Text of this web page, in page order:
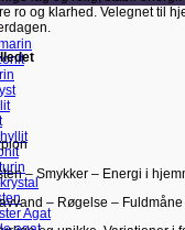
Agat
ro og klarhed. Velegnet til
– Smykker – Energi i
– Røgelse – Fuldmåne